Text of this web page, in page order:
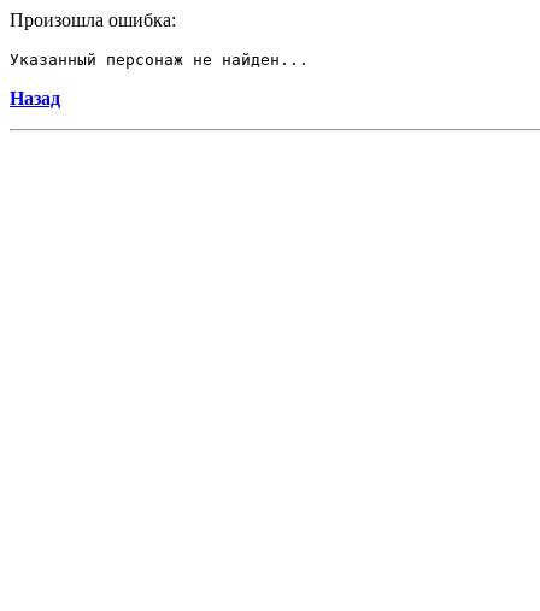
Произошла ошибка:
Указанный персонаж не найден...
Назад